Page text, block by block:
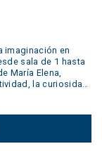
imaginación en
sala de 1 hasta
María Elena,
la curiosidad,
su música.
VER VIDEO